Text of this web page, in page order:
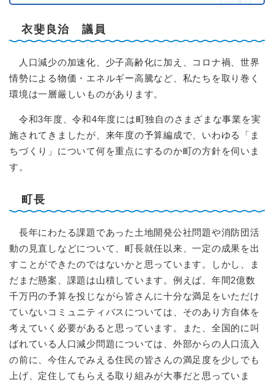
衣斐良治 議員
人口減少の加速化、少子高齢化に加え、コロナ禍、世界
情勢による物価・エネルギー高騰など、私たちを取り巻く
環境は一層厳しいものがあります。
令和3年度、令和4年度には町独自のさまざまな事業を実
施されてきましたが、来年度の予算編成で、いわゆる「ま
ちづくり」について何を重点にするのか町の方針を伺いま
す。
町長
長年にわたる課題であった土地開発公社問題や消防団活
動の見直しなどについて、町長就任以来、一定の成果を出
すことができたのではないかと思っています。しかし、ま
だまだ懸案、課題は山積しています。例えば、年間2億数
千万円の予算を投じながら皆さんに十分な満足をいただけ
ていないコミュニティバスについては、そのあり方自体を
考えていく必要があると思っています。また、全国的に叫
ばれている人口減少問題については、外部からの人口流入
の前に、今住んでみえる住民の皆さんの満足度を少しでも
上げ、定住してもらえる取り組みが大事だと思っていま